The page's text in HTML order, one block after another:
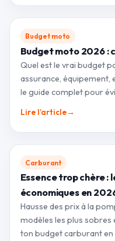
Budget moto
Budget moto 2026 :
Quel est le vrai budget
assurance, équipement,
le guide complet pour
Lire l’article→
Carburant
Essence trop chère :
économiques en
Hausse des prix à la
modèles les plus
ton budget carburant en